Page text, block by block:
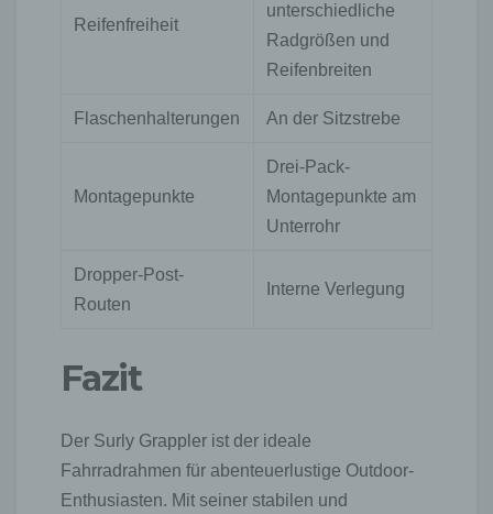
Reifenfreiheit
unterschiedliche
Radgrößen und
Reifenbreiten
Flaschenhalterungen An der Sitzstrebe
Montagepunkte
Drei-Pack-
Montagepunkte am
Unterrohr
Dropper-Post-
Routen
Interne Verlegung
Fazit
Der Surly Grappler ist der ideale
Fahrradrahmen für abenteuerlustige Outdoor-
Enthusiasten. Mit seiner stabilen und